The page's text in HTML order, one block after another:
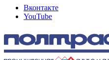
Вконтакте
YouTube